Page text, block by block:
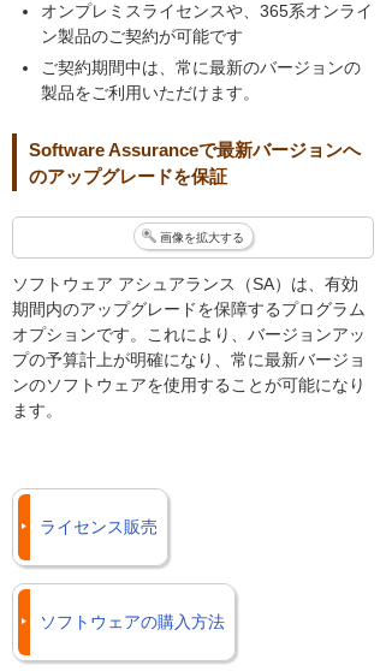
オンプレミスライセンスや、365系オンライ
ン製品のご契約が可能です
ご契約期間中は、常に最新のバージョンの
製品をご利用いただけます。
Software Assuranceで最新バージョンへ
のアップグレードを保証
画像を拡大する
ソフトウェア アシュアランス（SA）は、有効
期間内のアップグレードを保障するプログラム
オプションです。これにより、バージョンアッ
プの予算計上が明確になり、常に最新バージョ
ンのソフトウェアを使用することが可能になり
ます。
ライセンス販売
ソフトウェアの購入方法